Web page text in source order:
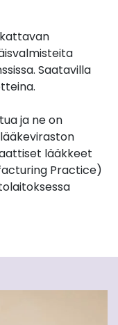
Saatavilla
ja ne on
lääkkeet
Practice)